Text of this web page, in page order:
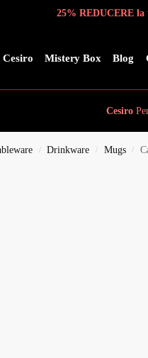
25% REDUCERE
Cesiro Mistery Box Blog
Cesiro
/ Drinkware / Mugs /